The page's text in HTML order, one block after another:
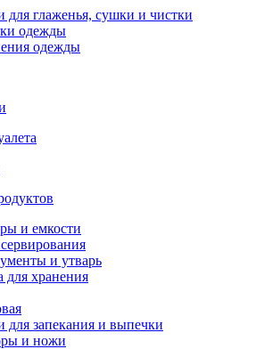
для глаженья, сушки и чистки
одежды
одежды
и емкости
и утварь
для хранения
для запекания и выпечки
и ножи